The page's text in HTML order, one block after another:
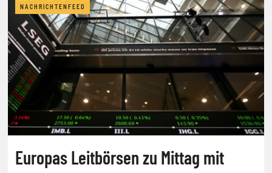
NACHRICHTENFEED
Europas Leitbörsen zu Mittag mit